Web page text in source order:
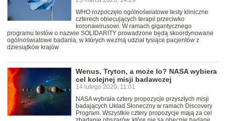
WHO rozpoczęło ogólnoświatowe testy kliniczne
czterech obiecujących terapii przeciwko
koronawirusowi. W ramach gigantycznego
programu testów o nazwie SOLIDARITY prowadzone będą skoordynowane
ogólnoświatowe badania, w których wezmą udział tysiące pacjentów z
dziesiątków krajów
Wenus, Tryton, a może Io? NASA wybiera
cel kolejnej misji badawczej
14 lutego 2020, 11:01
NASA wybrała cztery propozycje przyszłych misji
badających Układ Słoneczny w ramach Discovery
Program. Wszystkie cztery propozycje mają za cel